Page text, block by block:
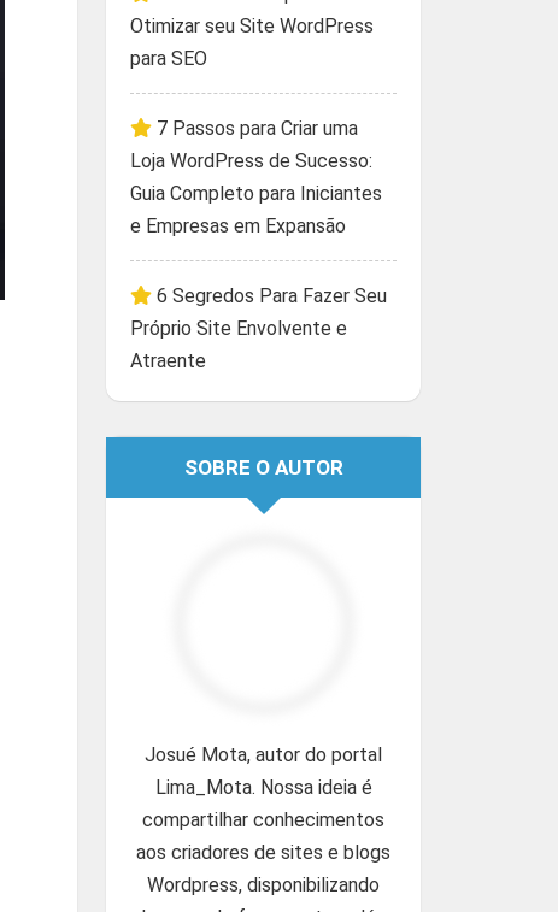
Otimizar seu Site WordPress
para SEO
7 Passos para Criar uma
Loja WordPress de Sucesso:
Guia Completo para Iniciantes
e Empresas em Expansão
6 Segredos Para Fazer Seu
Próprio Site Envolvente e
Atraente
SOBRE O AUTOR
Josué Mota, autor do portal
Lima_Mota. Nossa ideia é
compartilhar conhecimentos
aos criadores de sites e blogs
Wordpress, disponibilizando